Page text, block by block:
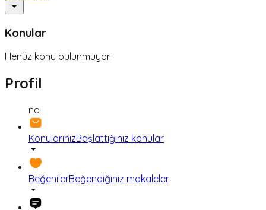
Konular
Henüz konu bulunmuyor.
Profil
no
KonularınızBaşlattığınız konular
BeğenilerBeğendiğiniz makaleler